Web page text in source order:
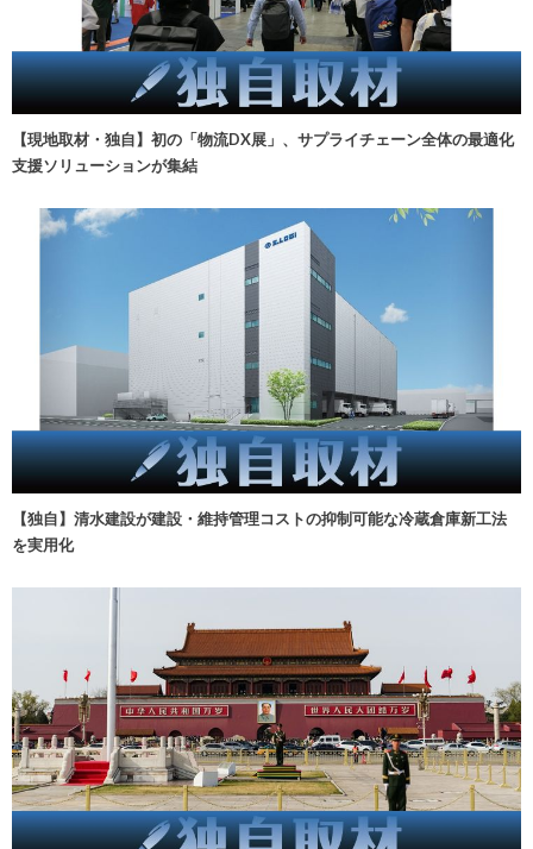
【現地取材・独自】初の「物流DX展」、サプライチェーン全体の最適化
支援ソリューションが集結
【独自】清水建設が建設・維持管理コストの抑制可能な冷蔵倉庫新工法
を実用化